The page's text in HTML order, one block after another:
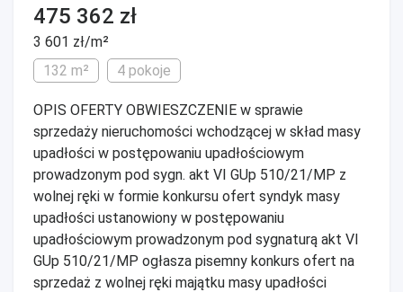
475 362 zł
3 601 zł/m²
132 m²
4 pokoje
OPIS OFERTY OBWIESZCZENIE w sprawie
sprzedaży nieruchomości wchodzącej w skład masy
upadłości w postępowaniu upadłościowym
prowadzonym pod sygn. akt VI GUp 510/21/MP z
wolnej ręki w formie konkursu ofert syndyk masy
upadłości ustanowiony w postępowaniu
upadłościowym prowadzonym pod sygnaturą akt VI
GUp 510/21/MP ogłasza pisemny konkurs ofert na
sprzedaż z wolnej ręki majątku masy upadłości